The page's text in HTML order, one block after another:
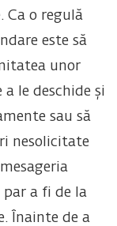
Ca o regulă
este să
unor
le deschide și
sau să
nesolicitate
par a fi de la
Înainte de a